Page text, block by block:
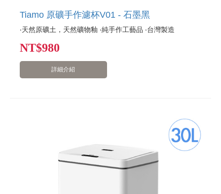
Tiamo 原礦手作濾杯V01 - 石墨黑
‧天然原礦土，天然礦物釉 ‧純手作工藝品 ‧台灣製造
NT$980
詳細介紹